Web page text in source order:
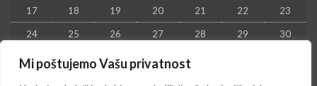
Mi poštujemo Vašu privatnost
17 18 19 20 21 22 23
24 25 26 27 28 29 30
31